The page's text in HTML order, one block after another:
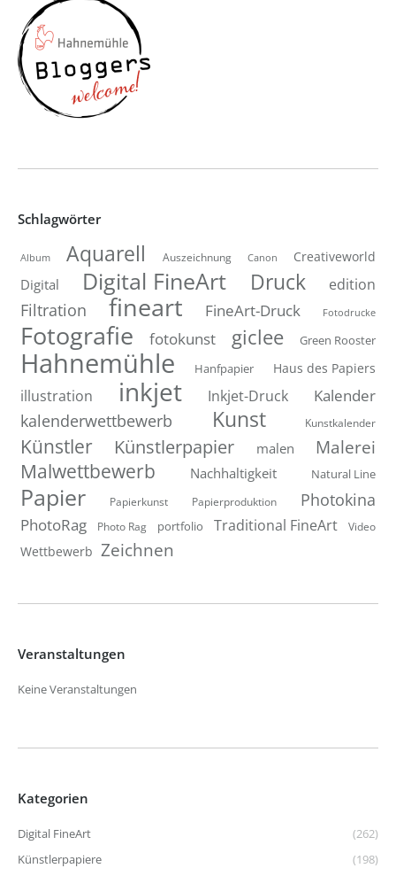
Schlagwörter
Album Aquarell Auszeichnung Canon Creativeworld
Digital Digital FineArt Druck edition
Filtration fineart FineArt-Druck Fotodrucke
Fotografie fotokunst giclee Green Rooster
Hahnemühle Hanfpapier Haus des Papiers
illustration inkjet Inkjet-Druck Kalender
kalenderwettbewerb Kunst Kunstkalender
Künstler Künstlerpapier malen Malerei
Malwettbewerb Nachhaltigkeit Natural Line
Papier Papierkunst Papierproduktion Photokina
PhotoRag Photo Rag portfolio Traditional FineArt Video
Wettbewerb Zeichnen
Veranstaltungen
Keine Veranstaltungen
Kategorien
Digital FineArt
(262)
Künstlerpapiere
(198)